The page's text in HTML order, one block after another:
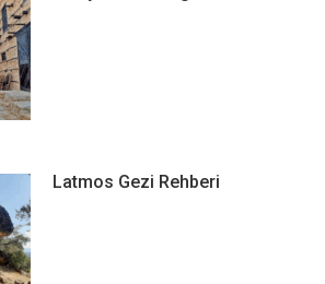
Latmos Gezi Rehberi